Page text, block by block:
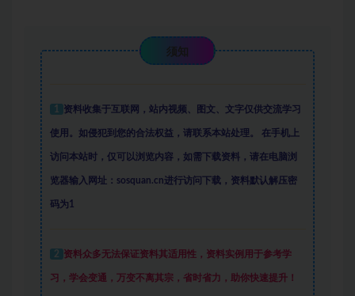
须知
1 资料收集于互联网 ， 站内视频、图文、文字仅供交流学习
使用。如侵犯到您的合法权益，请联系本站处理。 在手机上
访问本站时，仅可以浏览内容，如需下载资料，请在电脑浏
览器输入网址：sosquan.cn进行访问下载， 资料默认解压密
码为1
2 资料众多无法保证资料其适用性，资料实例 用于参考学
习，学会变通，万变不离其宗，省时省力，助你快速提升！